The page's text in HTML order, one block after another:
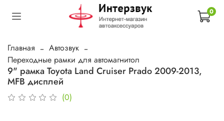
0
Главная
Автозвук
Переходные рамки для автомагнитол
9" рамка Toyota Land Cruiser Prado 2009-2013,
MFB дисплей
(0)